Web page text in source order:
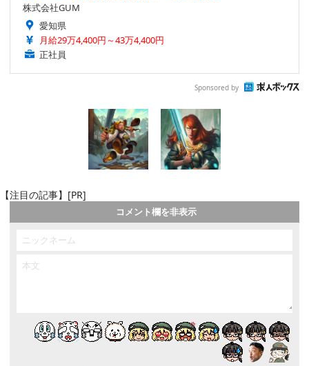
株式会社GUM
愛知県
月給29万4,400円～43万4,400円
正社員
Sponsored by
【注目の記事】[PR]
コメント欄を非表示